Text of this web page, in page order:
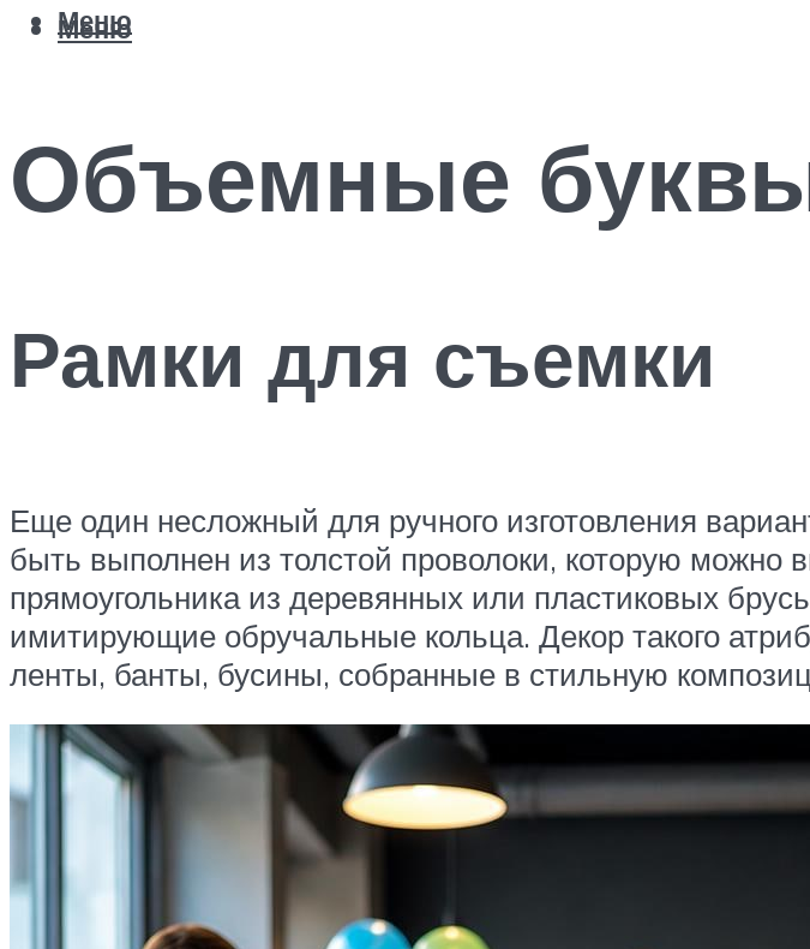
Меню
Меню
Объемные
Рамки для съемки
Еще один несложный для ручного изготовления
быть выполнен из толстой проволоки, которую
прямоугольника из деревянных или пластиковых
имитирующие обручальные кольца. Декор такого
ленты, банты, бусины, собранные в стильную